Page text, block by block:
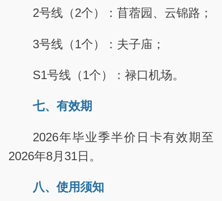
2号线（2个）：苜蓿园、云锦路；
3号线（1个）：夫子庙；
S1号线（1个）：禄口机场。
七、有效期
2026年毕业季半价日卡有效期至
2026年8月31日。
八、使用须知